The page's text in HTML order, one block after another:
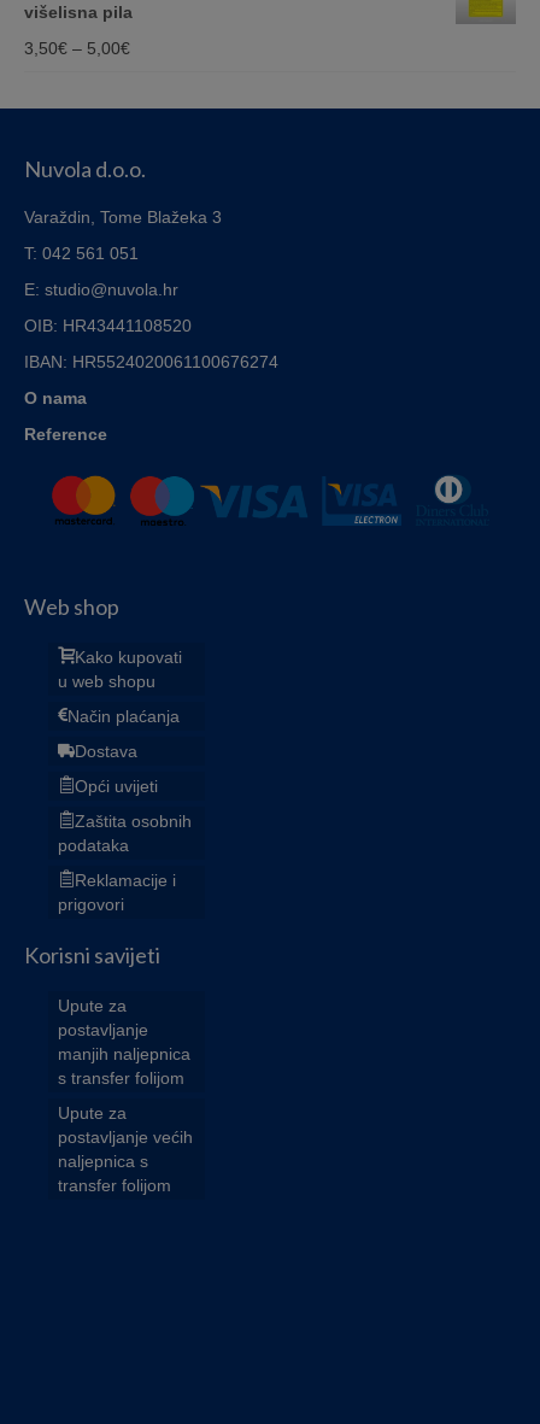
višelisna pila
3,50€ – 5,00€Price
Nuvola d.o.o.
Varaždin, Tome Blažeka 3
T: 042 561 051
E: studio@nuvola.hr
OIB: HR43441108520
IBAN: HR5524020061100676274
O nama
Reference
Web shop
Kako kupovati
u web shopu
Način plaćanja
Dostava
Opći uvijeti
Zaštita osobnih
podataka
Reklamacije i
prigovori
Korisni savijeti
Upute za
postavljanje
manjih naljepnica
s transfer folijom
Upute za
postavljanje većih
naljepnica s
transfer folijom